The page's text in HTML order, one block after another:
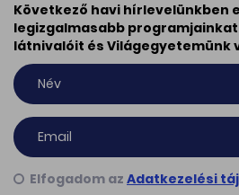
Következő havi hírlevelünkben
legizgalmasabb
látnivalóit és
Elfogadom az Adatkezelési